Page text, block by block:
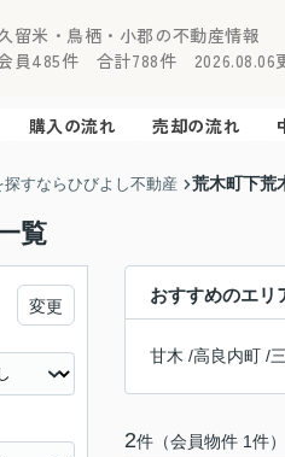
留米・鳥栖・小郡の不動産情報
員485件 合計788件 2026.08.06
購入の流れ 売却の流れ
すならひびよし不動産 荒木町下荒
覧
おすすめのエリ
甘木 /高良内町 /
2件（会員物件 1件）
変更